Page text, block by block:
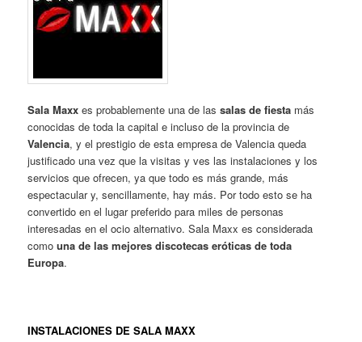
Sala Maxx es probablemente una de lassalas de fiesta más
conocidas de toda la capital e incluso de la provincia de
Valencia, y el prestigio de esta empresa de Valencia queda
justificado una vez que la visitas y ves las instalaciones y los
servicios que ofrecen, ya que todo es más grande, más
espectacular y, sencillamente, hay más. Por todo esto se ha
convertido en el lugar preferido para miles de personas
interesadas en el ocio alternativo. Sala Maxx es considerada
comouna de las mejores discotecas eróticas de toda
Europa.
INSTALACIONES DE SALA MAXX